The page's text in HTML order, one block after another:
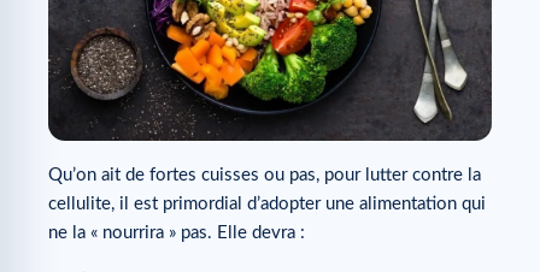
Qu’on ait de fortes cuisses ou pas, pour lutter contre la
cellulite, il est primordial d’adopter une alimentation qui
ne la « nourrira » pas. Elle devra :